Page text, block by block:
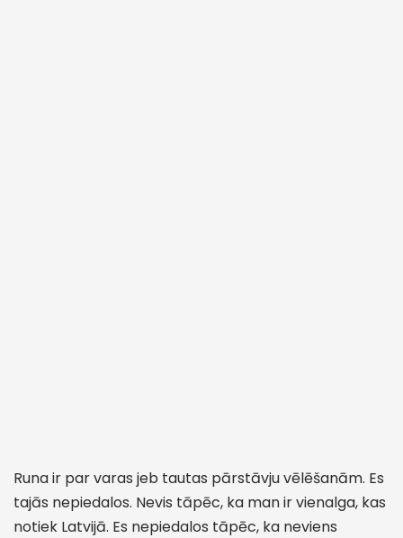
Runa ir par varas jeb tautas pārstāvju vēlēšanām. Es
tajās nepiedalos. Nevis tāpēc, ka man ir vienalga, kas
notiek Latvijā. Es nepiedalos tāpēc, ka neviens